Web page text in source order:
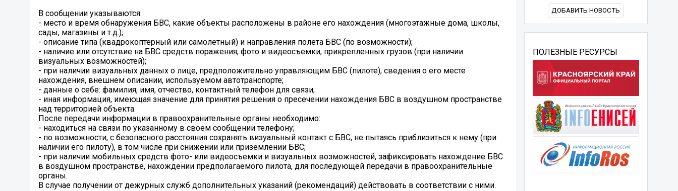
В сообщении указываются:
- место и время обнаружения БВС, какие объекты расположены в районе его нахождения (многоэтажные дома, школы,
сады, магазины и т.д.);
- описание типа (квадрокоптерный или самолетный) и направления полета БВС (по возможности);
- наличие или отсутствие на БВС средств поражения, фото и видеосъемки, прикрепленных грузов (при наличии
визуальных возможностей);
- при наличии визуальных данных о лице, предположительно управляющим БВС (пилоте), сведения о его месте
нахождения, внешнем описании, используемом автотранспорте;
- данные о себе: фамилия, имя, отчество, контактный телефон для связи;
- иная информация, имеющая значение для принятия решения о пресечении нахождения БВС в воздушном пространстве
над территорией объекта.
После передачи информации в правоохранительные органы необходимо:
- находиться на связи по указанному в своем сообщении телефону;
- по возможности, с безопасного расстояния сохранять визуальный контакт с БВС, не пытаясь приблизиться к нему (при
наличии его пилоту), в том числе при снижении или приземлении БВС;
- при наличии мобильных средств фото- или видеосъемки и визуальных возможностей, зафиксировать нахождение БВС
в воздушном пространстве, нахождении предполагаемого пилота, для последующей передачи в правоохранительные
органы.
В случае получении от дежурных служб дополнительных указаний (рекомендаций) действовать в соответствии с ними.
ДОБАВИТЬ НОВОСТЬ
ПОЛЕЗНЫЕ РЕСУРСЫ